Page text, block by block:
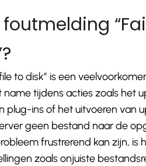
to disk” is een
tijdens acties zoals het
plug-ins of het uitvoeren van
geen bestand naar de
frustrerend kan zijn, is
zoals onjuiste